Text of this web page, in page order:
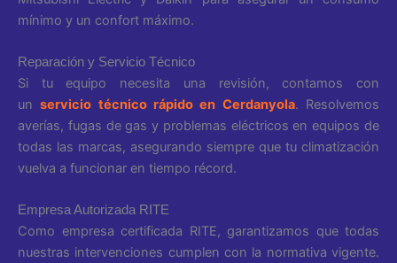
mínimo y un confort máximo.
Reparación y Servicio Técnico
Si tu equipo necesita una revisión, contamos con
unservicio técnico rápido en Cerdanyola. Resolvemos
averías, fugas de gas y problemas eléctricos en equipos de
todas las marcas, asegurando siempre que tu climatización
vuelva a funcionar en tiempo récord.
Empresa Autorizada RITE
Como empresa certificada RITE, garantizamos que todas
nuestras intervenciones cumplen con la normativa vigente.